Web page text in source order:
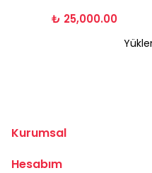
₺ 25,000.00
Kurumsal
Hesabım